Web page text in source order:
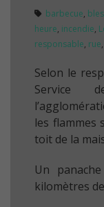
barbecue,
heure, incendie,
responsable, rue,
Selon le
Service
les flammes
toit de la
Un
kilomètres